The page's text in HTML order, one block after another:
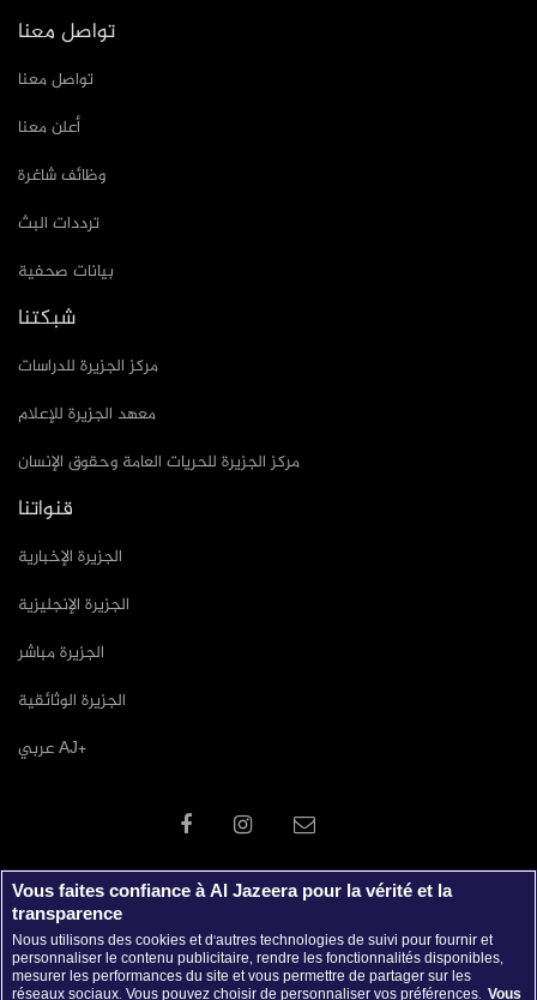
تواصل معنا
تواصل معنا
أعلن معنا
وظائف شاغرة
ترددات البث
بيانات صحفية
شبكتنا
مركز الجزيرة للدراسات
معهد الجزيرة للإعلام
مركز الجزيرة للحريات العامة وحقوق الإنسان
قنواتنا
الجزيرة الإخبارية
الجزيرة الإنجليزية
الجزيرة مباشر
الجزيرة الوثائقية
عربي AJ+
Vous faites confiance à Al Jazeera pour la vérité et la
transparence
Nous utilisons des cookies et d'autres technologies de suivi pour fournir et
personnaliser le contenu publicitaire, rendre les fonctionnalités disponibles,
mesurer les performances du site et vous permettre de partager sur les
réseaux sociaux. Vous pouvez choisir de personnaliser vos préférences. Vous